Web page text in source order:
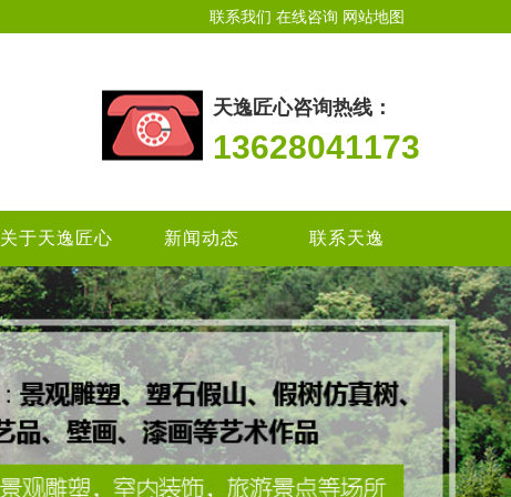
网站地图
在线咨询
联系我们
天逸匠心咨询热线：
13628041173
关于天逸匠心 新闻动态 联系天逸